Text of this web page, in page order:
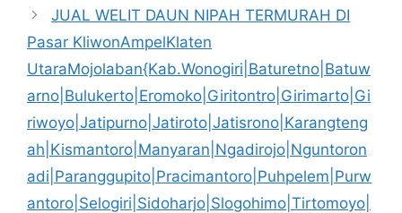
JUAL WELIT DAUN NIPAH TERMURAH DI
Pasar KliwonAmpelKlaten
UtaraMojolaban{Kab.Wonogiri|Baturetno|Batuw
arno|Bulukerto|Eromoko|Giritontro|Girimarto|Gi
riwoyo|Jatipurno|Jatiroto|Jatisrono|Karangteng
ah|Kismantoro|Manyaran|Ngadirojo|Nguntoron
adi|Paranggupito|Pracimantoro|Puhpelem|Purw
antoro|Selogiri|Sidoharjo|Slogohimo|Tirtomoyo|